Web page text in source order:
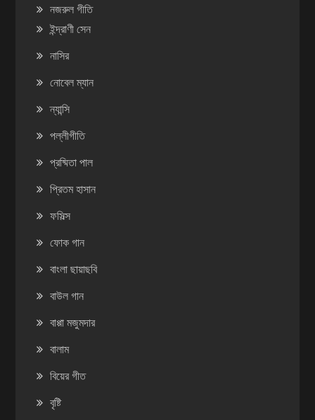
নজরুল গীতি
ইন্দ্রাণী সেন
নাসির
নোবেল ম্যান
ন্যান্সি
পল্লীগীতি
প্রষ্মিতা পাল
প্রিতম হাসান
ফসিল্স
ফোক গান
বাংলা ছায়াছবি
বাউল গান
বাপ্পা মজুমদার
বালাম
বিয়ের গীত
বৃষ্টি